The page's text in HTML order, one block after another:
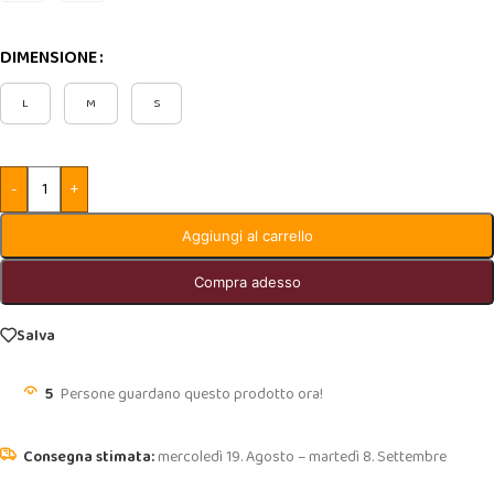
DIMENSIONE
L M S
- +
Aggiungi al carrello
Compra adesso
Salva
5 Persone guardano questo prodotto ora!
mercoledì 19. Agosto – martedì 8. Settembre